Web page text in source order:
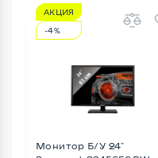
АКЦИЯ
-4%
Монитор Б/У 24"